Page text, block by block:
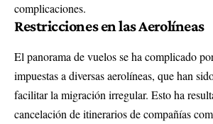
complicaciones.
Restricciones en las Aerolíneas
El panorama de vuelos se ha complicado
impuestas a diversas aerolíneas, que han
facilitar la migración irregular. Esto ha
cancelación de itinerarios de compañías